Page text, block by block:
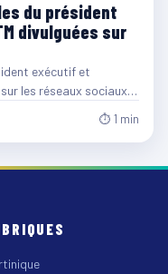
du président
divulguées sur
exécutif et
les réseaux sociaux…
⏱ 1 min